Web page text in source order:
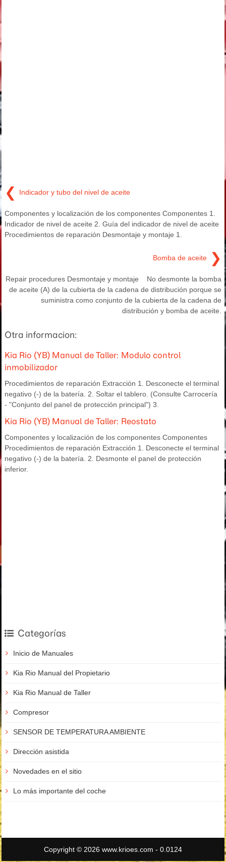
❮ Indicador y tubo del nivel de aceite
Componentes y localización de los componentes Componentes 1.
Indicador de nivel de aceite 2. Guía del indicador de nivel de aceite
Procedimientos de reparación Desmontaje y montaje 1.
Bomba de aceite ❯
Repair procedures Desmontaje y montaje No desmonte la bomba
de aceite (A) de la cubierta de la cadena de distribución porque se
suministra como conjunto de la cubierta de la cadena de
distribución y bomba de aceite.
Otra informacion:
Kia Rio (YB) Manual de Taller: Modulo control
inmobilizador
Procedimientos de reparación Extracción 1. Desconecte el terminal
negativo (-) de la batería. 2. Soltar el tablero. (Consulte Carrocería
- "Conjunto del panel de protección principal") 3.
Kia Rio (YB) Manual de Taller: Reostato
Componentes y localización de los componentes Componentes
Procedimientos de reparación Extracción 1. Desconecte el terminal
negativo (-) de la batería. 2. Desmonte el panel de protección
inferior.
Categorías
Inicio de Manuales
Kia Rio Manual del Propietario
Kia Rio Manual de Taller
Compresor
SENSOR DE TEMPERATURA AMBIENTE
Dirección asistida
Novedades en el sitio
Lo más importante del coche
Copyright © 2026 www.krioes.com - 0.0124